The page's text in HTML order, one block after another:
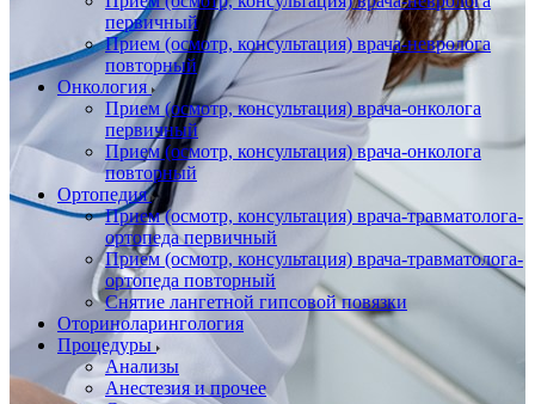
первичный
Прием (осмотр, консультация) врача-невролога
повторный
Онкология
Прием (осмотр, консультация) врача-онколога
первичный
Прием (осмотр, консультация) врача-онколога
повторный
Ортопедия
Прием (осмотр, консультация) врача-травматолога-
ортопеда первичный
Прием (осмотр, консультация) врача-травматолога-
ортопеда повторный
Снятие лангетной гипсовой повязки
Оториноларингология
Процедуры
Анализы
Анестезия и прочее